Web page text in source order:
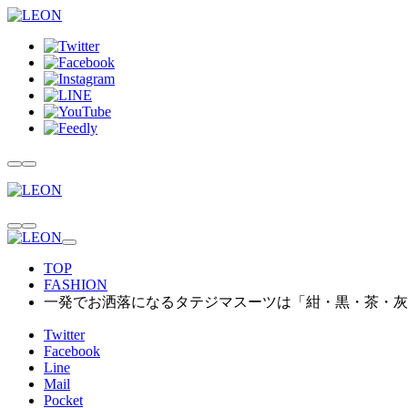
TOP
FASHION
一発でお洒落になるタテジマスーツは「紺・黒・茶・
Twitter
Facebook
Line
Mail
Pocket